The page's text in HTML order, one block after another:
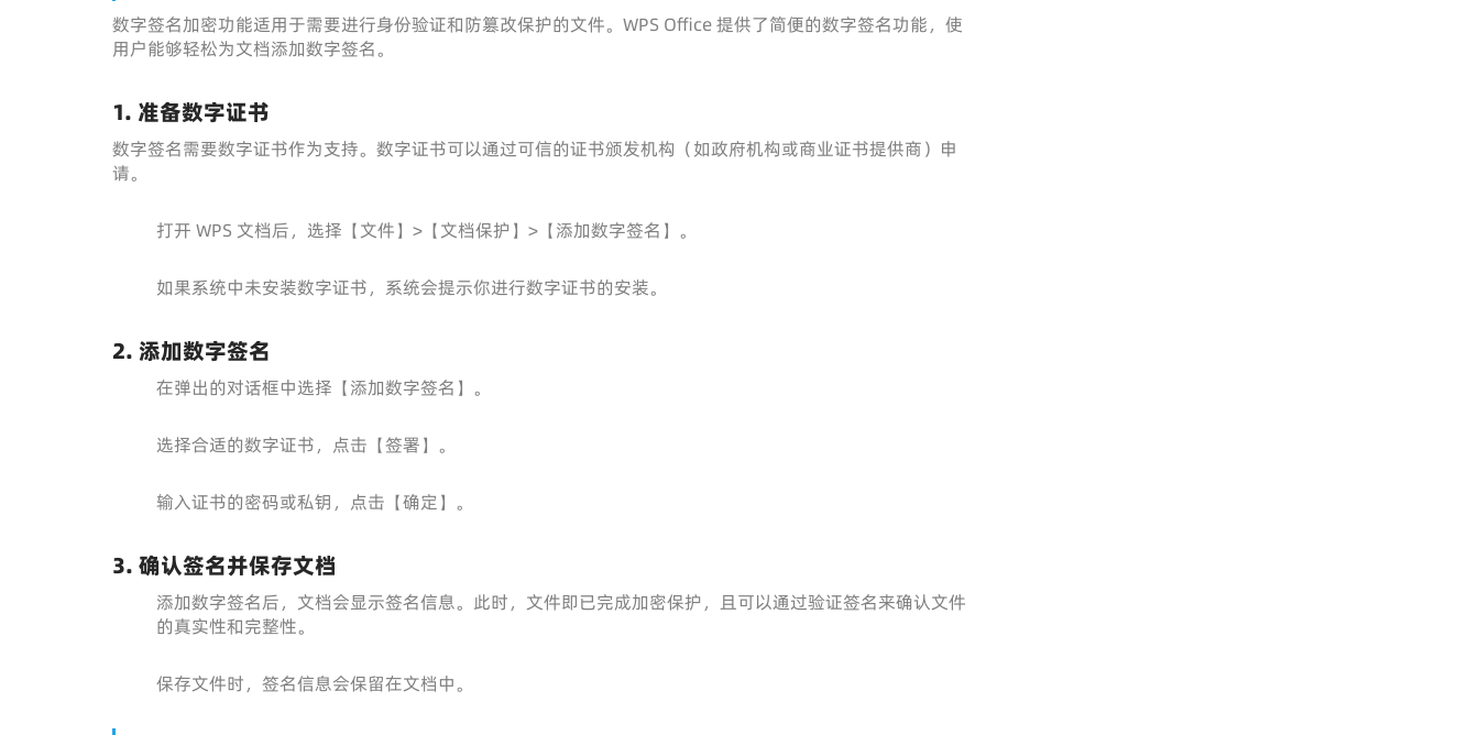
数字签名加密功能适用于需要进行身份验证和防篡改保护的文件。WPS Office 提供了简便的数字签名功能，使
用户能够轻松为文档添加数字签名。
1. 准备数字证书
数字签名需要数字证书作为支持。数字证书可以通过可信的证书颁发机构（如政府机构或商业证书提供商）申
请。
打开 WPS 文档后，选择【文件】>【文档保护】>【添加数字签名】。
如果系统中未安装数字证书，系统会提示你进行数字证书的安装。
2. 添加数字签名
在弹出的对话框中选择【添加数字签名】。
选择合适的数字证书，点击【签署】。
输入证书的密码或私钥，点击【确定】。
3. 确认签名并保存文档
添加数字签名后，文档会显示签名信息。此时，文件即已完成加密保护，且可以通过验证签名来确认文件
的真实性和完整性。
保存文件时，签名信息会保留在文档中。